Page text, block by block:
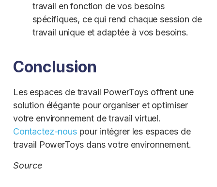
travail en fonction de vos besoins
spécifiques, ce qui rend chaque session de
travail unique et adaptée à vos besoins.
Conclusion
Les espaces de travail PowerToys offrent une
solution élégante pour organiser et optimiser
votre environnement de travail virtuel.
Contactez-nouspour intégrer les espaces de
travail PowerToys dans votre environnement.
Source